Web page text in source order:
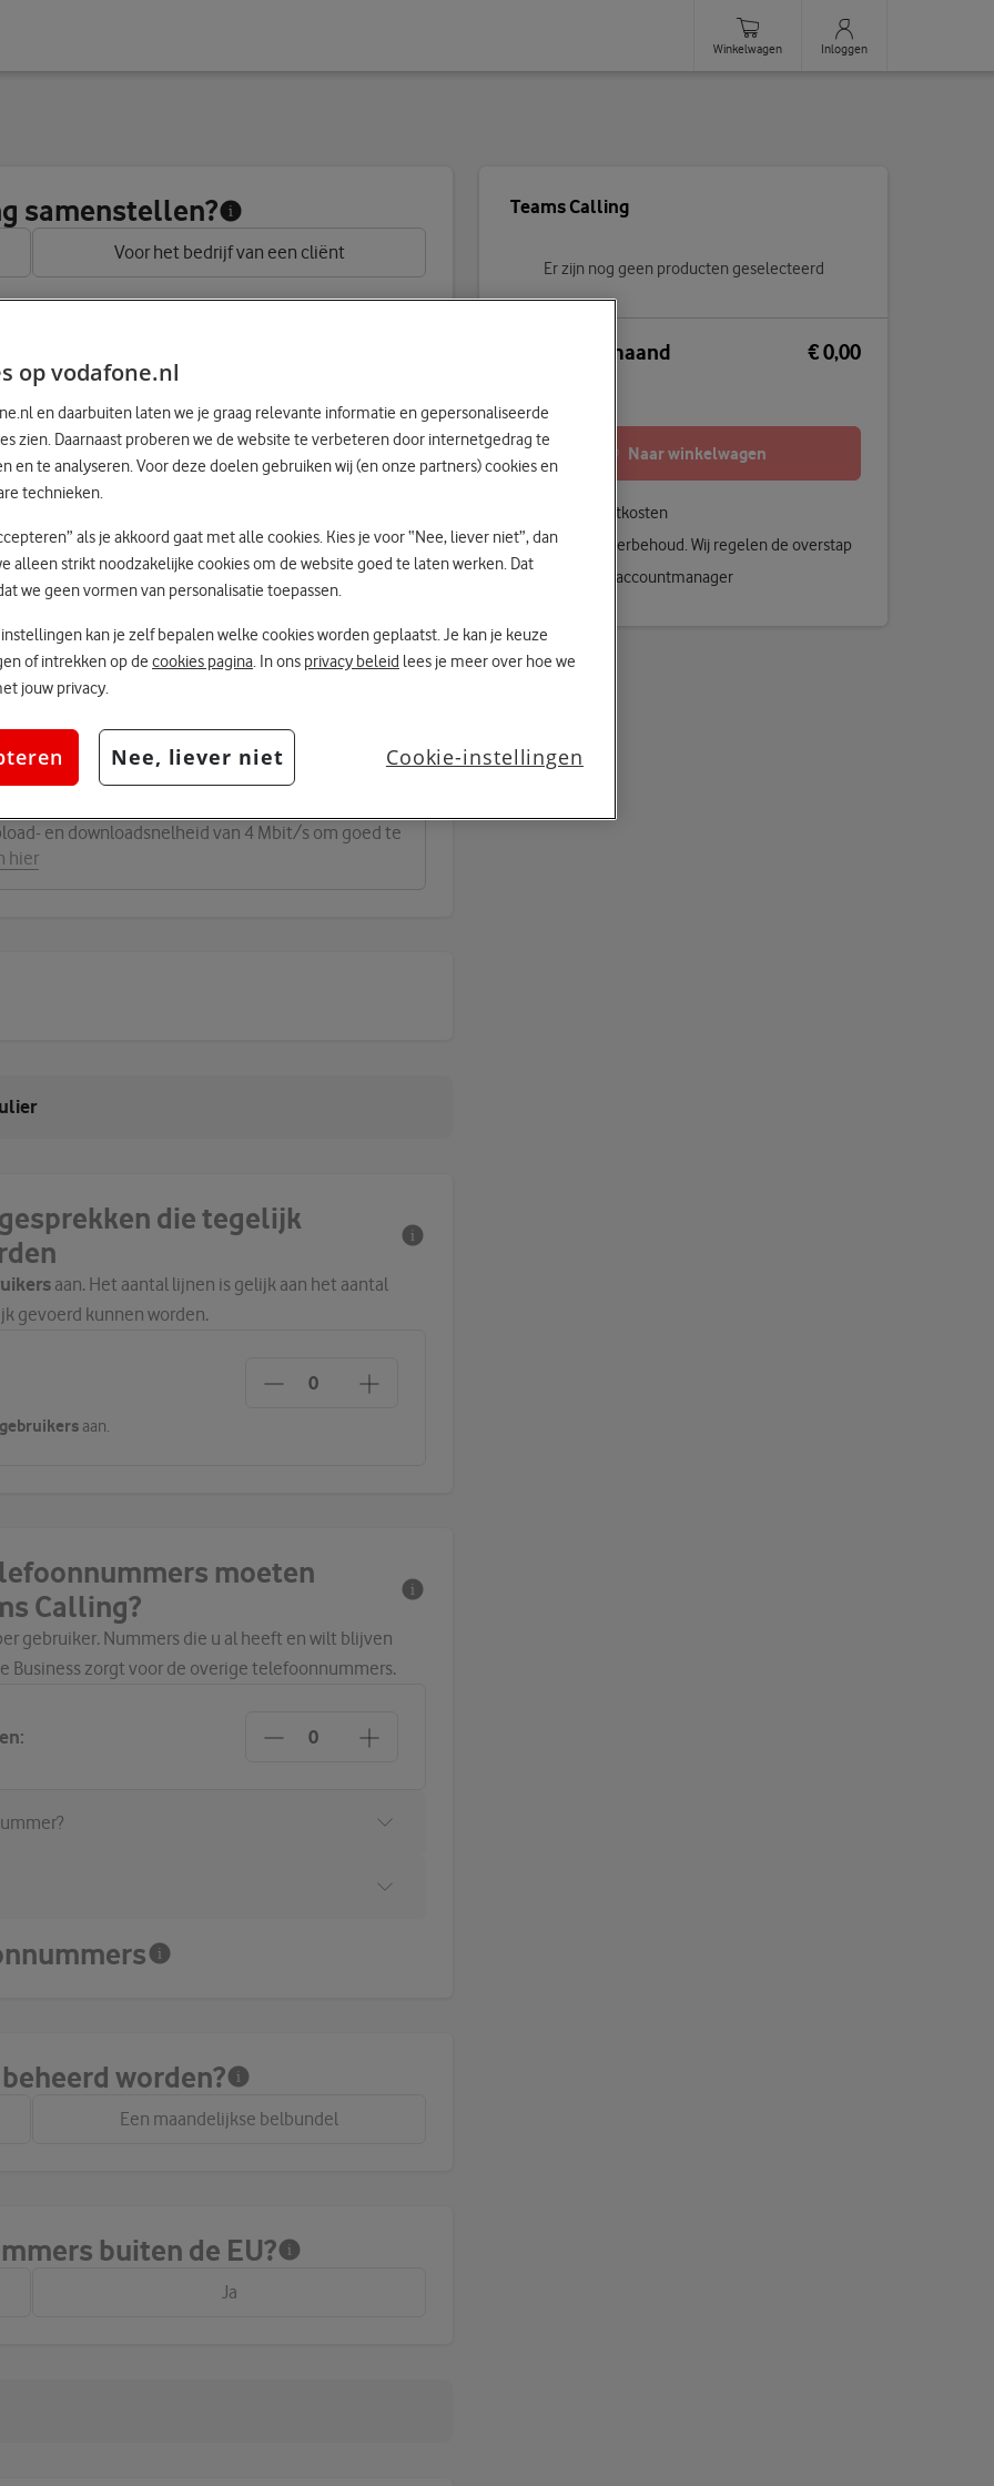
Winkelwagen Inloggen
samen
samenstellen?
Voor het bedrijf van een cliënt
gebruiken:
nodig. Dit mogen bestaande licenties zijn.
kunnen worden
licenties
en downloadsnelheid van 4 Mbit/s om goed te
hier
die tegelijk
aan. Het aantal lijnen is gelijk aan het aantal
gevoerd kunnen worden.
aan.
moeten
Calling?
gebruiker. Nummers die u al heeft en wilt blijven
Business zorgt voor de overige telefoonnummers.
worden?
Een maandelijkse belbundel
buiten de EU?
Ja
Teams Calling
Er zijn nog geen producten geselecteerd
Totaal per maand € 0,00
Naar winkelwagen
Geen aansluitkosten
Gratis nummerbehoud. Wij regelen de overstap
Persoonlijke accountmanager
op vodafone.nl
en daarbuiten laten we je graag relevante informatie en gepersonaliseerde
zien. Daarnaast proberen we de website te verbeteren door internetgedrag te
en te analyseren. Voor deze doelen gebruiken wij (en onze partners) cookies en
technieken.
als je akkoord gaat met alle cookies. Kies je voor “Nee, liever niet”, dan
alleen strikt noodzakelijke cookies om de website goed te laten werken. Dat
we geen vormen van personalisatie toepassen.
kan je zelf bepalen welke cookies worden geplaatst. Je kan je keuze
of intrekken op de cookies pagina . In ons privacy beleid lees je meer over hoe we
jouw privacy.
Nee, liever niet Cookie-instellingen